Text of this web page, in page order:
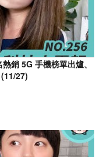
銷 5G 手機榜單出爐、
27)